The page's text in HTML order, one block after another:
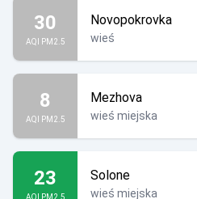
30
AQI PM2.5
Novopokrovka
wieś
8
AQI PM2.5
Mezhova
wieś miejska
23
AQI PM2.5
Solone
wieś miejska